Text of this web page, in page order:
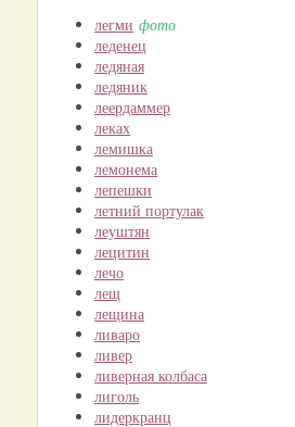
легми фото
леденец
ледяная
ледяник
леердаммер
леках
лемишка
лемонема
лепешки
летний портулак
леуштян
лецитин
лечо
лещ
лещина
ливаро
ливер
ливерная колбаса
лиголь
лидеркранц